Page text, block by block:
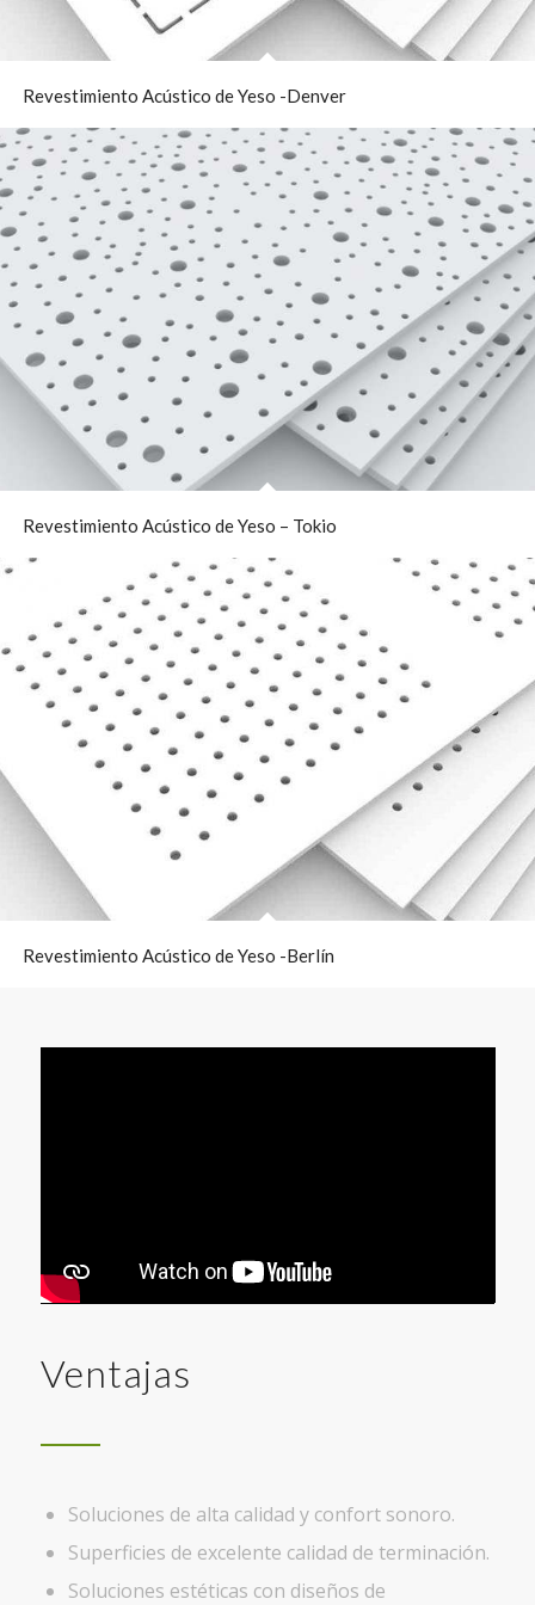
Revestimiento Acústico de Yeso -Denver
Revestimiento Acústico de Yeso – Tokio
Revestimiento Acústico de Yeso -Berlín
Ventajas
Soluciones de alta calidad y confort sonoro.
Superficies de excelente calidad de terminación.
Soluciones estéticas con diseños de